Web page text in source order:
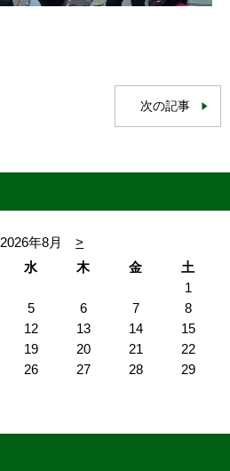
次の記事
2026年8月
>
水 木 金
土
1
5 6 7
8
12 13 14
15
19 20 21
22
26 27 28
29